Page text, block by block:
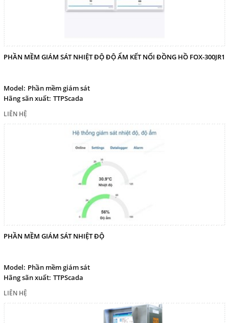
PHẦN MỀM GIÁM SÁT NHIỆT ĐỘ ĐỘ ẨM KẾT NỐI ĐỒNG HỒ FOX-300JR1
Model: Phần mềm giám sát
Hãng sãn xuất: TTPScada
LIÊN HỆ
PHẦN MỀM GIÁM SÁT NHIỆT ĐỘ
Model: Phần mềm giám sát
Hãng sãn xuất: TTPScada
LIÊN HỆ